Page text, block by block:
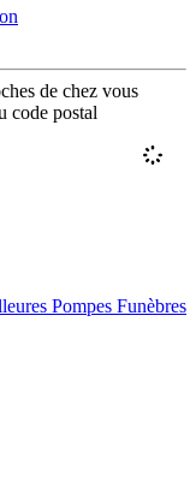
de chez vous
code postal
Pompes Funèbres